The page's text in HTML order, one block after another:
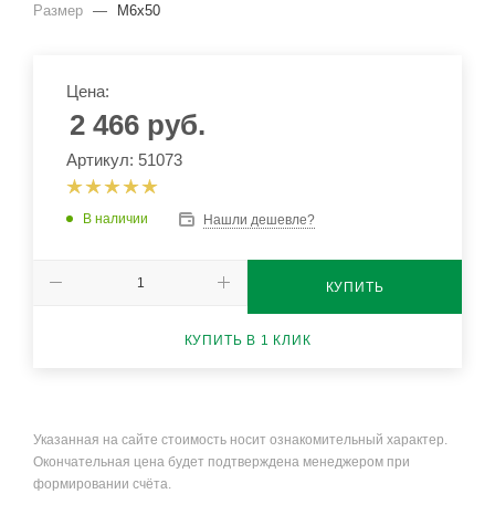
Размер — М6х50
Цена:
2 466 руб.
Артикул: 51073
В наличии Нашли дешевле?
КУПИТЬ
КУПИТЬ В 1 КЛИК
Указанная на сайте стоимость носит ознакомительный характер.
Окончательная цена будет подтверждена менеджером при
формировании счёта.